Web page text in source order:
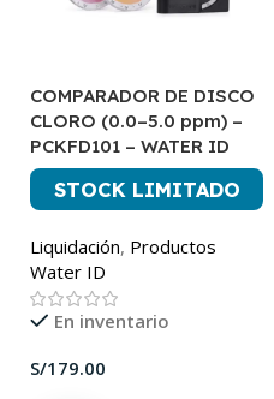
COMPARADOR DE DISCO
CLORO (0.0–5.0 ppm) –
PCKFD101 – WATER ID
STOCK LIMITADO
Liquidación, Productos
Water ID
En inventario
S/